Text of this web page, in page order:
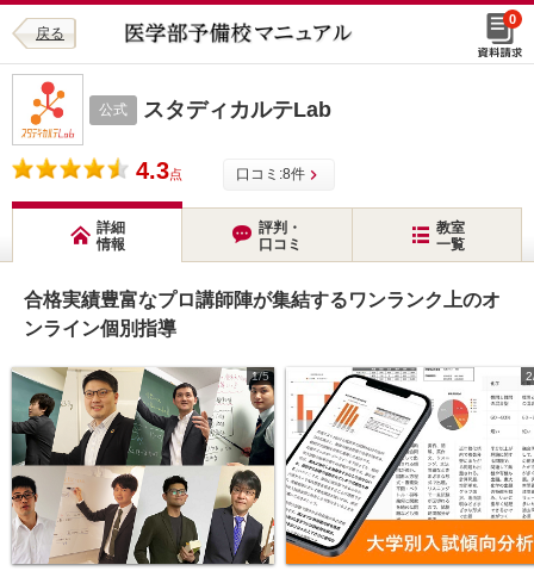
戻る
0
公式 スタディカルテLab
4.3点 口コミ:8件
詳細
情報
評判・
口コミ
教室
一覧
合格実績豊富なプロ講師陣が集結するワンランク上のオ
ンライン個別指導
1/5